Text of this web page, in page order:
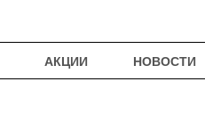
АКЦИИ НОВОСТИ